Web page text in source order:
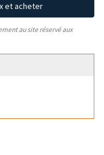
et acheter
au site réservé aux